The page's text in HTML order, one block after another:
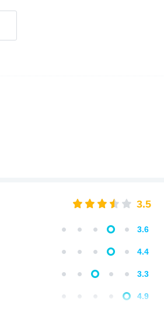
3.5
3.6
4.4
3.3
4.9